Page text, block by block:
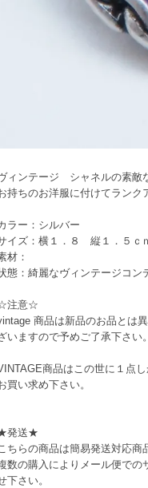
ィンテージ シャネルの素敵
持ちのお洋服に付けてランク
ラー：シルバー
イズ：横１．８ 縦１．５ｃ
材：
態：綺麗なヴィンテージコン
注意☆
商品は新品のお品とは
いますので予めご了承下さい。
商品はこの世に１点
買い求め下さい。
発送★
こちらの商品は簡易発送対応
数の購入によりメール便での
下さい。